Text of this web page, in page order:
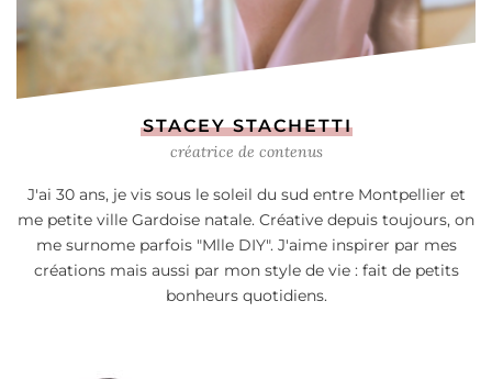
STACEY STACHETTI
créatrice de contenus
J'ai 30 ans, je vis sous le soleil du sud entre Montpellier et
me petite ville Gardoise natale. Créative depuis toujours, on
me surnome parfois "Mlle DIY". J'aime inspirer par mes
créations mais aussi par mon style de vie : fait de petits
bonheurs quotidiens.